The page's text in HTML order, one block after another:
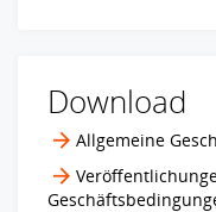
Download
Allgemeine